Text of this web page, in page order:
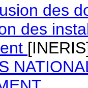
des
des